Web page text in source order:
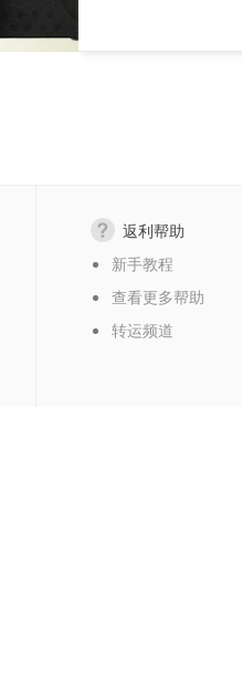
返利帮助
新手教程
查看更多帮助
转运频道